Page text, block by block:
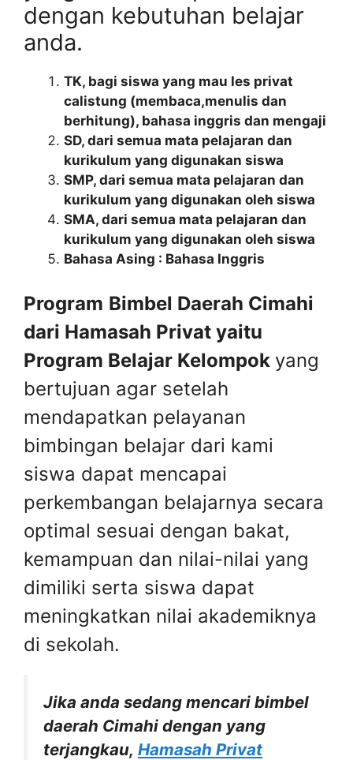
dengan kebutuhan belajar
anda.
TK, bagi siswa yang mau les privat
calistung (membaca,menulis dan
berhitung), bahasa inggris dan mengaji
SD, dari semua mata pelajaran dan
kurikulum yang digunakan siswa
SMP, dari semua mata pelajaran dan
kurikulum yang digunakan oleh siswa
SMA, dari semua mata pelajaran dan
kurikulum yang digunakan oleh siswa
Bahasa Asing : Bahasa Inggris
Program Bimbel Daerah Cimahi
dari Hamasah Privat yaitu
Program Belajar Kelompok yang
bertujuan agar setelah
mendapatkan pelayanan
bimbingan belajar dari kami
siswa dapat mencapai
perkembangan belajarnya secara
optimal sesuai dengan bakat,
kemampuan dan nilai-nilai yang
dimiliki serta siswa dapat
meningkatkan nilai akademiknya
di sekolah.
Jika anda sedang mencari bimbel
daerah Cimahi dengan yang
terjangkau, Hamasah Privat